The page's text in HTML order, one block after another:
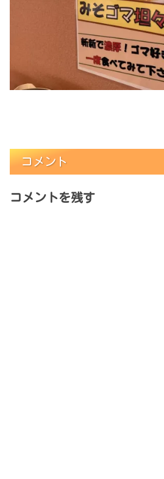
コメント
コメントを残す